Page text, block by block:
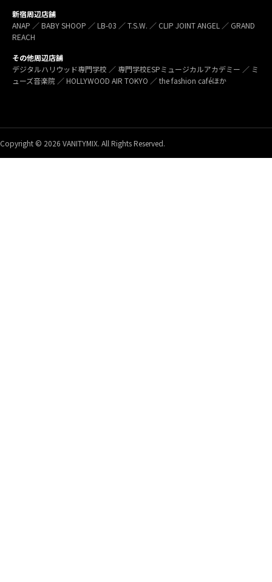
新宿周辺店舗
ANAP ／ BABY SHOOP ／ LB-03 ／ T.S.W. ／ CLIP JOINT ANGEL ／ GRAND
REACH
その他周辺店舗
デジタルハリウッド専門学校 ／ 専門学校ESPミュージカルアカデミー ／ ミ
ューズ音楽院 ／ HOLLYWOOD AIR TOKYO ／ the fashion caféほか
Copyright © 2026 VANITYMIX. All Rights Reserved.